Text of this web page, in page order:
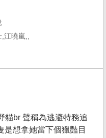
,江曉嵐,,
br 聲稱為逃避特務追
是想拿她當下個獵豔目